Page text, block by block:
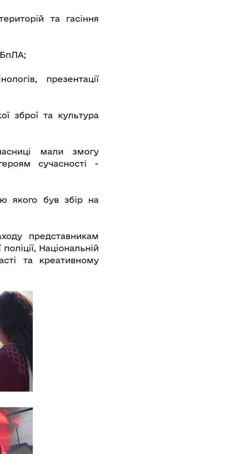
та гасіння
БпЛА;
презентації
зброї та культура
мали змогу
сучасності -
якого був збір на
представникам
Національній
та креативному